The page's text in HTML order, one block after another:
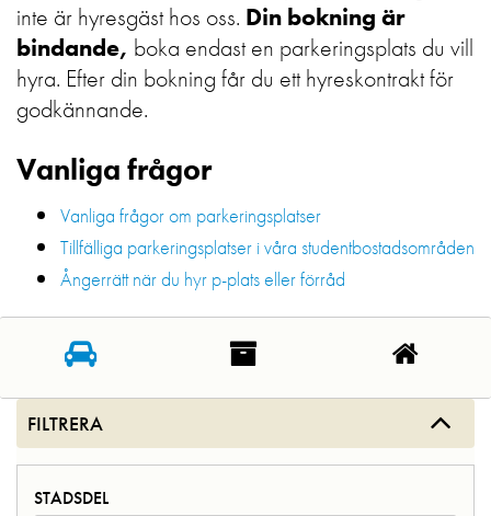
inte är hyresgäst hos oss. Din bokning är
bindande, boka endast en parkeringsplats du vill
hyra. Efter din bokning får du ett hyreskontrakt för
godkännande.
Vanliga frågor
Vanliga frågor om parkeringsplatser
Tillfälliga parkeringsplatser i våra studentbostadsområden
Ångerrätt när du hyr p-plats eller förråd
FILTRERA
STADSDEL